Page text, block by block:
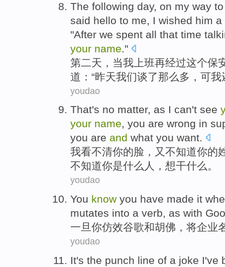
The following day, on my way
said hello to me, I wished him
"After we spent all that time
your name ."
第二天 ，当我 上班再经过这个保
道：“昨天我们谈了那么 多，可我
youdao
That's no matter, as I can't see
your name, you are wrong in
you are and what you want.
我看不清你的脸 ， 又 不知道你的
不知道你是什么 人 ，想干什么。
youdao
You know you have made it
mutates into a verb, as with
一旦 你仿效谷歌和胡佛 ，将企业
youdao
It's the punch line of a joke I've